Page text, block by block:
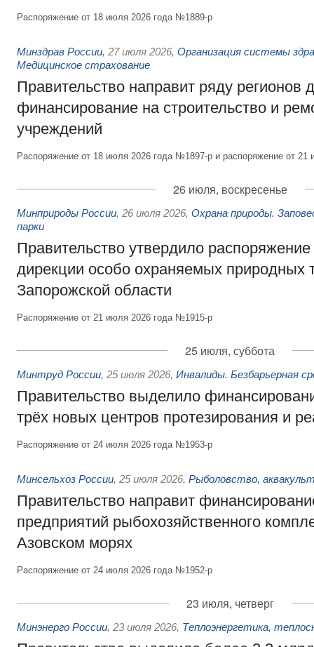
Распоряжение от 18 июля 2026 года №1889-р
Минздрав России, 27 июля 2026, Организация системы
Медицинское страхование
Правительство направит ряду регионов
финансирование на строительство и
учреждений
Распоряжение от 18 июля 2026 года №1897-р и распоряжение от
26 июля, воскресенье
Минприроды России, 26 июля 2026, Охрана природы.
парки
Правительство утвердило
дирекции особо охраняемых природных
Запорожской области
Распоряжение от 21 июля 2026 года №1915-р
25 июля, суббота
Минтруд России, 25 июля 2026, Инвалиды. Безбарьерная
Правительство выделило
трёх новых центров протезирования и
Распоряжение от 24 июля 2026 года №1953-р
Минсельхоз России, 25 июля 2026, Рыболовство,
Правительство направит
предприятий рыбохозяйственного
Азовском морях
Распоряжение от 24 июля 2026 года №1952-р
23 июля, четверг
Минэнерго России, 23 июля 2026, Теплоэнергетика,